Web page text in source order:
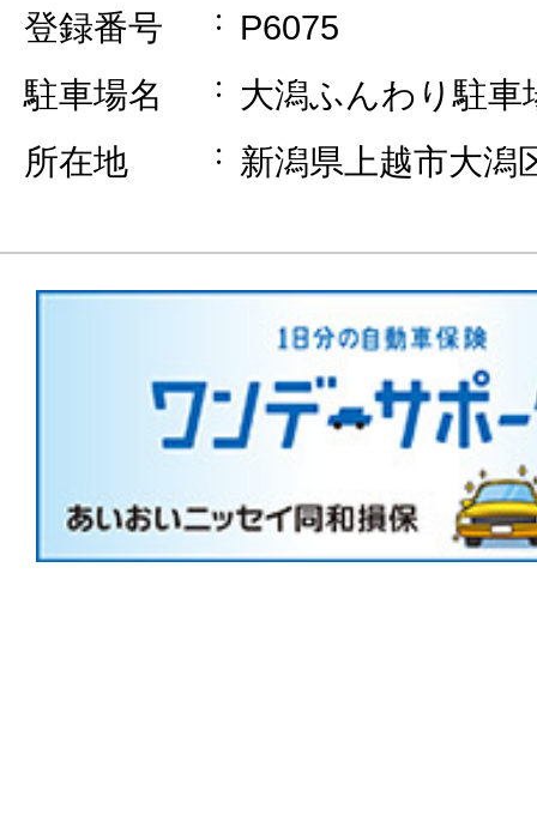
登録番号
P6075
駐車場名
大潟ふんわり駐車
所在地
新潟県上越市大潟